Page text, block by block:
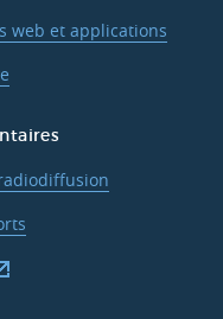
web et applications